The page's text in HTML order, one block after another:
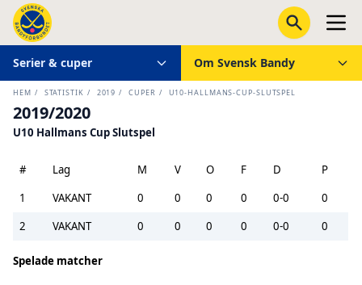
Serier & cuper Om Svensk Bandy
HEM / STATISTIK / 2019 / CUPER / U10-HALLMANS-CUP-SLUTSPEL
2019/2020
U10 Hallmans Cup Slutspel
# Lag M V O F D
P
1
VAKANT 0 0 0 0 0-0
0
2
VAKANT 0 0 0 0 0-0 0
Spelade matcher